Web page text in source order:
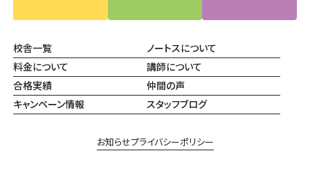
校舎一覧
ノートスについて
料金について
講師について
合格実績
仲間の声
キャンペーン情報
スタッフブログ
お知らせプライバシーポリシー